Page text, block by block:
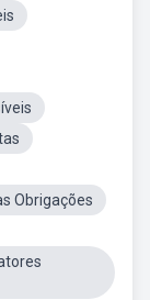
Obrigações